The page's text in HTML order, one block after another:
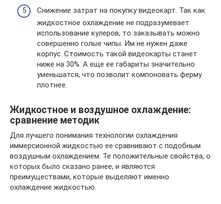
Снижение затрат на покупку видеокарт. Так как
жидкостное охлаждение не подразумевает
использование кулеров, то заказывать можно
совершенно голые чипы. Им не нужен даже
корпус. Стоимость такой видеокарты станет
ниже на 30%. А еще ее габариты значительно
уменьшатся, что позволит компоновать ферму
плотнее.
Жидкостное и воздушное охлаждение:
сравнение методик
Для лучшего понимания технологии охлаждения
иммерсионной жидкостью ее сравнивают с подобным
воздушным охлаждением. Те положительные свойства, о
которых было сказано ранее, и являются
преимуществами, которые выделяют именно
охлаждение жидкостью.